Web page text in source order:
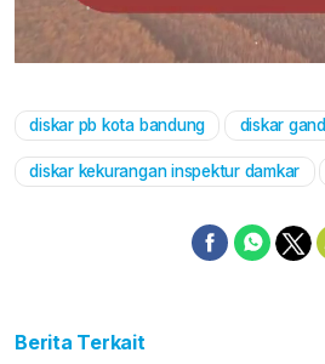
diskar pb kota bandung diskar
diskar kekurangan inspektur damkar
Berita Terkait